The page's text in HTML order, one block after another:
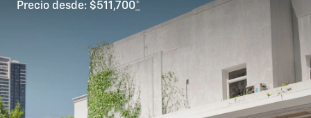
Precio desde: $511,700*